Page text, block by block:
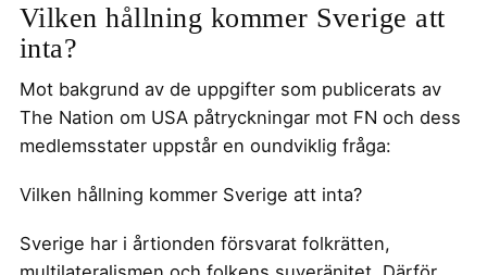
Vilken hållning kommer Sverige att
inta?
Mot bakgrund av de uppgifter som publicerats av
The Nation om USA påtryckningar mot FN och dess
medlemsstater uppstår en oundviklig fråga:
Vilken hållning kommer Sverige att inta?
Sverige har i årtionden försvarat folkrätten,